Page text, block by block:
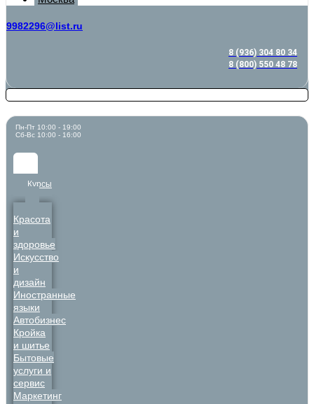
9982296@list.ru
8 (936) 304 80 34
8 (800) 550 48 78
Пн-Пт 10:00 - 19:00
Сб-Вс 10:00 - 16:00
Курсы
Красота
и
здоровье
Искусство
и
дизайн
Иностранные
языки
Автобизнес
Кройка
и шитье
Бытовые
услуги и
сервис
Маркетинг